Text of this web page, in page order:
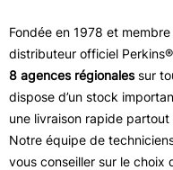
Fondée en 1978 et membre
distributeur officiel
8 agences régionalessur
dispose d’un stock
une livraison rapide partout
Notre équipe de
vous conseiller sur le choix